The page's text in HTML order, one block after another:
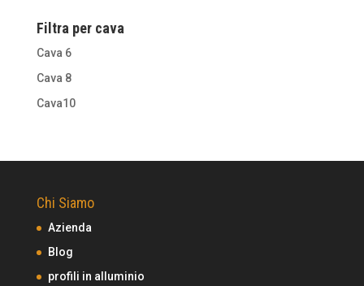
Filtra per cava
Cava 6
Cava 8
Cava10
Chi Siamo
Azienda
Blog
profili in alluminio